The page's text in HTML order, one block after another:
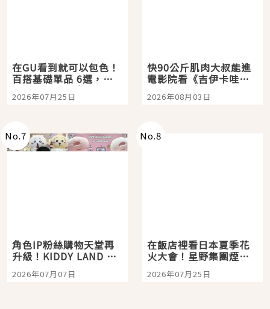
在GU看到就可以包色！
百搭基礎單品 6選，閉
眼全收也不心疼
2026年07月25日
快90公斤肌肉大叔能進
電影院看《吉伊卡哇》
嗎？日本重金屬樂團
「打首」會長與nagano
2026年08月03日
No.7
角色IP粉絲購物天堂再
升級！KIDDY LAND 原
宿店吉伊卡哇迎客，新
開幕 OMOKADO 店3分
2026年07月07日
No.8
在飯店裡看日本夏季花
火大會！星野集團煙火
景觀飯店6選，讓你不用
人擠人悠閒欣賞
2026年07月25日